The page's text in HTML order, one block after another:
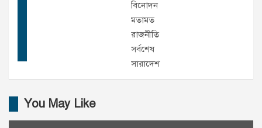
বিনোদন
মতামত
রাজনীতি
সর্বশেষ
সারাদেশ
You May Like